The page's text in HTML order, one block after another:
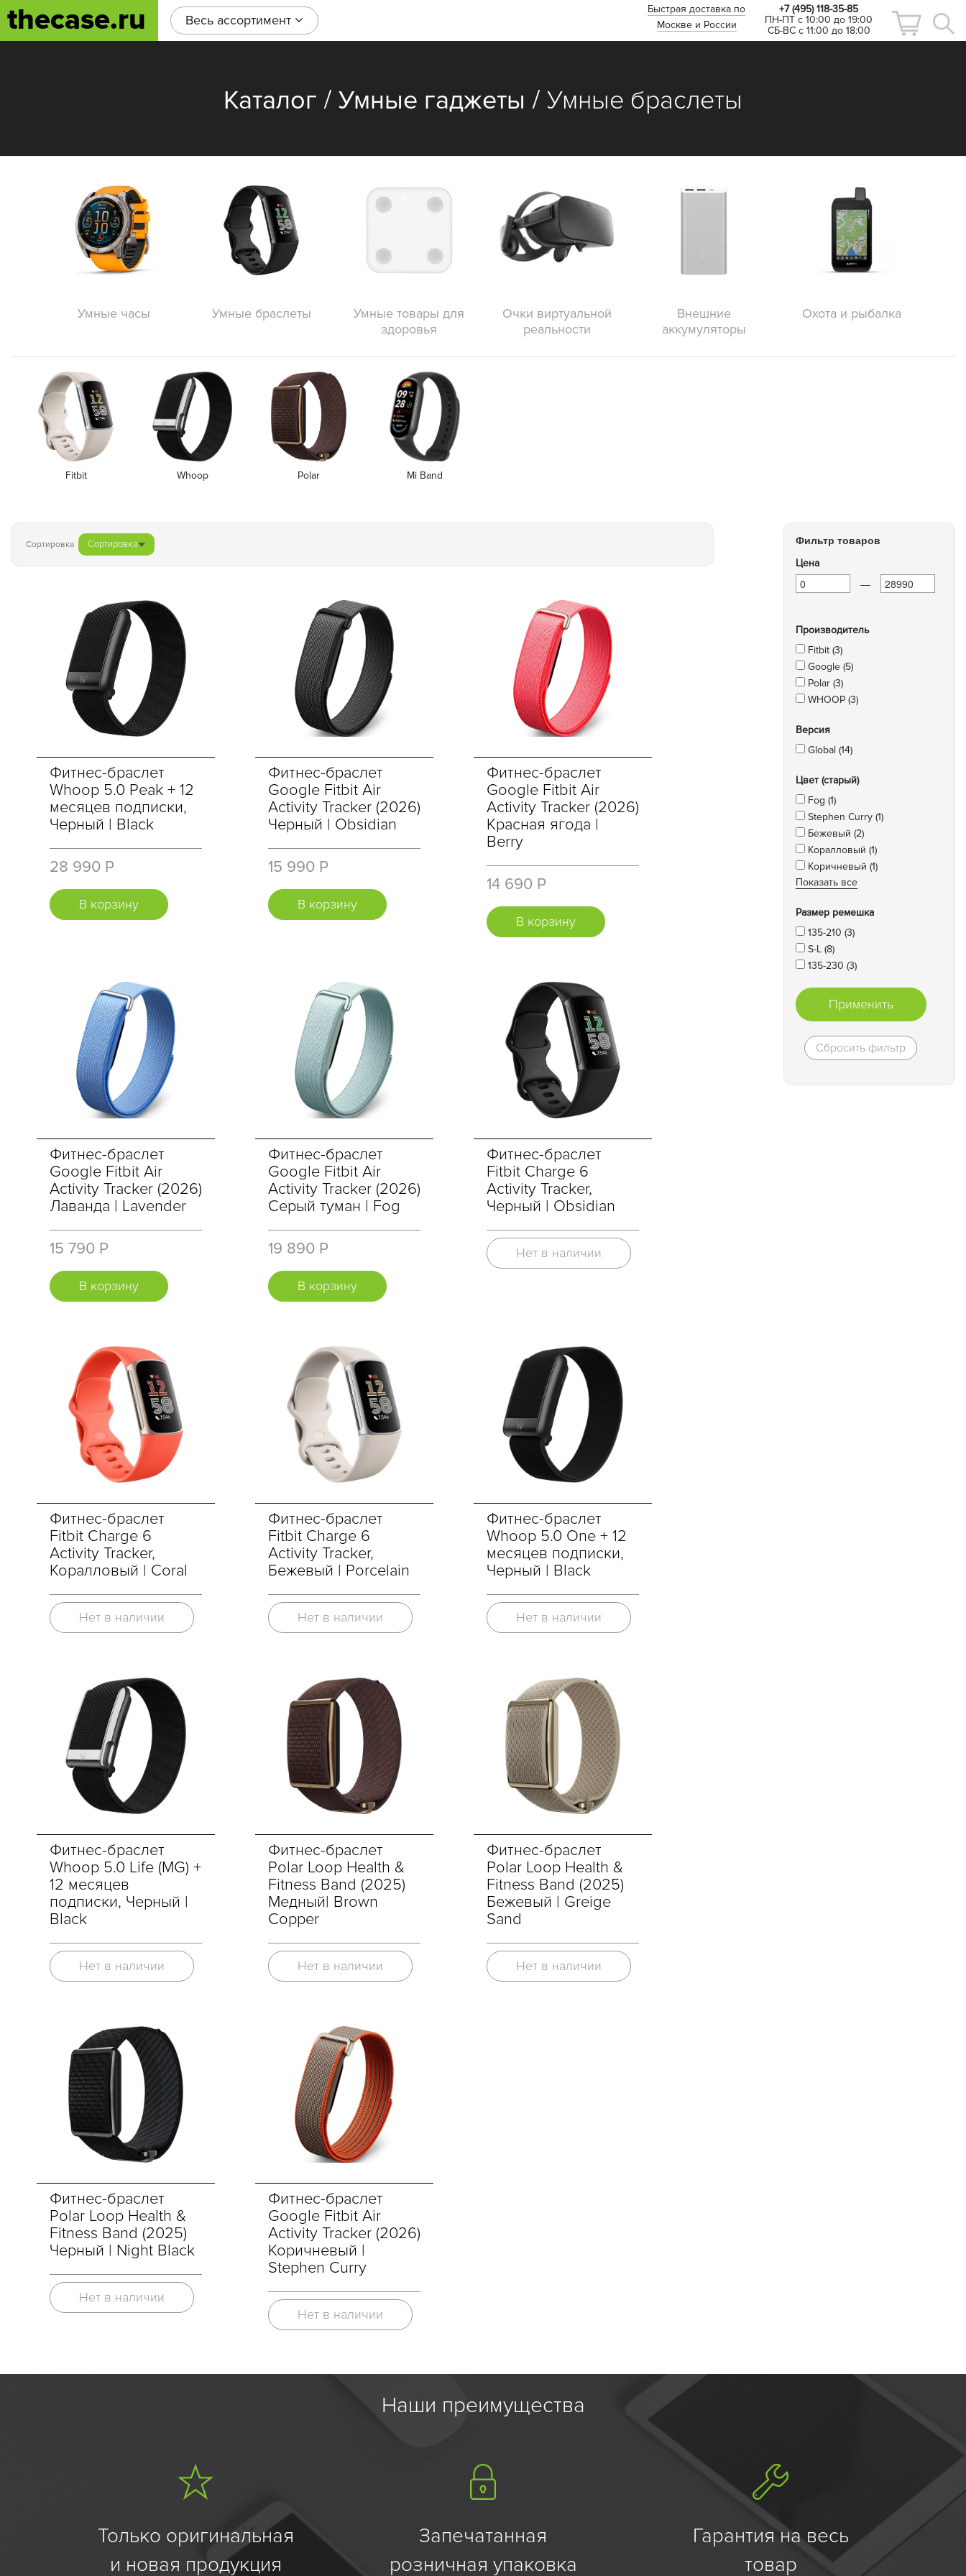
thecase.ru Весь ассортимент
Быстрая доставка по
Москве и России
+7 (495) 118-35-85
ПН-ПТ с 10:00 до 19:00
СБ-ВС с 11:00 до 18:00
Каталог / Умные гаджеты / Умные браслеты
Умные часы Умные браслеты
Умные товары для
здоровья
Очки виртуальной
реальности
Внешние
аккумуляторы
Охота и рыбалка
Fitbit Whoop Polar Mi Band
Сортировка Сортировка
Фитнес-браслет
Whoop 5.0 Peak + 12
месяцев подписки,
Черный | Black
28 990 Р
В корзину
Фитнес-браслет
Google Fitbit Air
Activity Tracker (2026)
Черный | Obsidian
15 990 Р
В корзину
Фитнес-браслет
Google Fitbit Air
Activity Tracker (2026)
Красная ягода |
Berry
14 690 Р
В корзину
Фитнес-браслет
Google Fitbit Air
Activity Tracker (2026)
Лаванда | Lavender
15 790 Р
В корзину
Фитнес-браслет
Google Fitbit Air
Activity Tracker (2026)
Серый туман | Fog
19 890 Р
В корзину
Фитнес-браслет
Fitbit Charge 6
Activity Tracker,
Черный | Obsidian
Нет в наличии
Фитнес-браслет
Fitbit Charge 6
Activity Tracker,
Коралловый | Coral
Нет в наличии
Фитнес-браслет
Fitbit Charge 6
Activity Tracker,
Бежевый | Porcelain
Нет в наличии
Фитнес-браслет
Whoop 5.0 One + 12
месяцев подписки,
Черный | Black
Нет в наличии
Фитнес-браслет
Whoop 5.0 Life (MG) +
12 месяцев
подписки, Черный |
Black
Нет в наличии
Фитнес-браслет
Polar Loop Health &
Fitness Band (2025)
Медный| Brown
Copper
Нет в наличии
Фитнес-браслет
Polar Loop Health &
Fitness Band (2025)
Бежевый | Greige
Sand
Нет в наличии
Фитнес-браслет
Polar Loop Health &
Fitness Band (2025)
Черный | Night Black
Нет в наличии
Фитнес-браслет
Google Fitbit Air
Activity Tracker (2026)
Коричневый |
Stephen Curry
Нет в наличии
Фильтр товаров
Цена
—
Производитель
Fitbit (3)
Google (5)
Polar (3)
WHOOP (3)
Версия
Global (14)
Цвет (старый)
Fog (1)
Stephen Curry (1)
Бежевый (2)
Коралловый (1)
Коричневый (1)
Показать все
Размер ремешка
135-210 (3)
S-L (8)
135-230 (3)
Применить
Сбросить фильтр
Наши преимущества
Только оригинальная
и новая продукция
Запечатанная
розничная упаковка
Гарантия на весь
товар